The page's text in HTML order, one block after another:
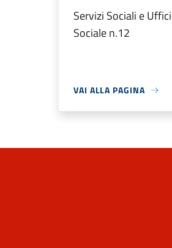
Servizi Sociali e
Sociale n.12
VAI ALLA PAGINA